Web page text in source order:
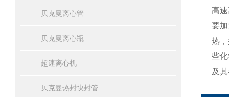
贝克曼离心管
贝克曼离心瓶
超速离心机
贝克曼热封快封管
高
要
热
些
及